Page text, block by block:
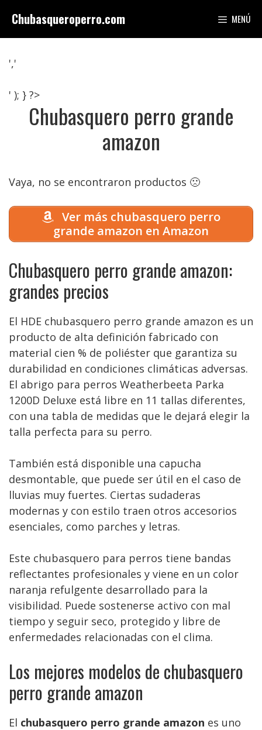
contenido
Chubasqueroperro.com MENÚ
','
' ); } ?>
Chubasquero perro grande
amazon
Vaya, no se encontraron productos 🙁
Ver más chubasquero perro
grande amazon en Amazon
Chubasquero perro grande amazon:
grandes precios
El HDE chubasquero perro grande amazon es un
producto de alta definición fabricado con
material cien % de poliéster que garantiza su
durabilidad en condiciones climáticas adversas.
El abrigo para perros Weatherbeeta Parka
1200D Deluxe está libre en 11 tallas diferentes,
con una tabla de medidas que le dejará elegir la
talla perfecta para su perro.
También está disponible una capucha
desmontable, que puede ser útil en el caso de
lluvias muy fuertes. Ciertas sudaderas
modernas y con estilo traen otros accesorios
esenciales, como parches y letras.
Este chubasquero para perros tiene bandas
reflectantes profesionales y viene en un color
naranja refulgente desarrollado para la
visibilidad. Puede sostenerse activo con mal
tiempo y seguir seco, protegido y libre de
enfermedades relacionadas con el clima.
Los mejores modelos de chubasquero
perro grande amazon
El chubasquero perro grande amazon es uno